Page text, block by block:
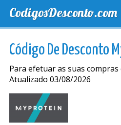
CodigosDesconto.com
Código De Desconto
Para efetuar as suas compras
Atualizado 03/08/2026